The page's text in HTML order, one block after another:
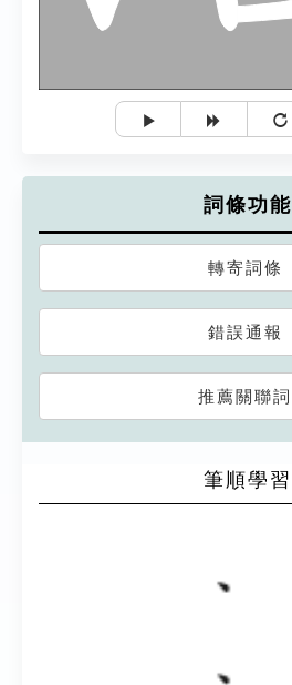
詞條功能
轉寄詞條
錯誤通報
推薦關聯詞
筆順學習